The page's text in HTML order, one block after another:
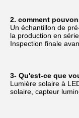
2. comment
Un échantillon de
la production en
Inspection finale
3- Qu'est-ce que
Lumière solaire à
solaire, capteur